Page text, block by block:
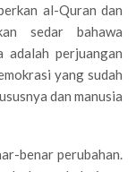
al-Quran dan
sedar bahawa
adalah perjuangan
yang sudah
dan manusia
benar perubahan.